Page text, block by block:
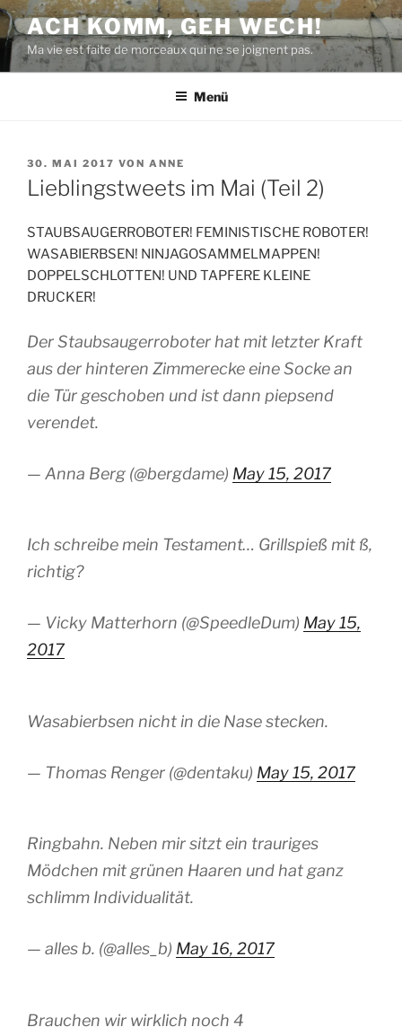
Zum
Inhalt
springen
ACH KOMM, GEH WECH!
Ma vie est faite de morceaux qui ne se joignent pas.
Menü
VERÖFFENTLICHT
AM
30. MAI 2017 VON ANNE
Lieblingstweets im Mai (Teil 2)
STAUBSAUGERROBOTER! FEMINISTISCHE ROBOTER!
WASABIERBSEN! NINJAGOSAMMELMAPPEN!
DOPPELSCHLOTTEN! UND TAPFERE KLEINE
DRUCKER!
Der Staubsaugerroboter hat mit letzter Kraft
aus der hinteren Zimmerecke eine Socke an
die Tür geschoben und ist dann piepsend
verendet.
— Anna Berg (@bergdame) May 15, 2017
Ich schreibe mein Testament… Grillspieß mit ß,
richtig?
— Vicky Matterhorn (@SpeedleDum) May 15,
2017
Wasabierbsen nicht in die Nase stecken.
— Thomas Renger (@dentaku) May 15, 2017
Ringbahn. Neben mir sitzt ein trauriges
Mödchen mit grünen Haaren und hat ganz
schlimm Individualität.
— alles b. (@alles_b) May 16, 2017
Brauchen wir wirklich noch 4